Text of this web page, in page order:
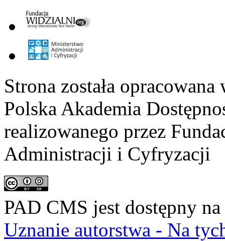
Strona została
Polska Akademia
realizowanego przez
Administracji i Cyfryzacji
PAD CMS jest dostępny na
Uznanie autorstwa - Na